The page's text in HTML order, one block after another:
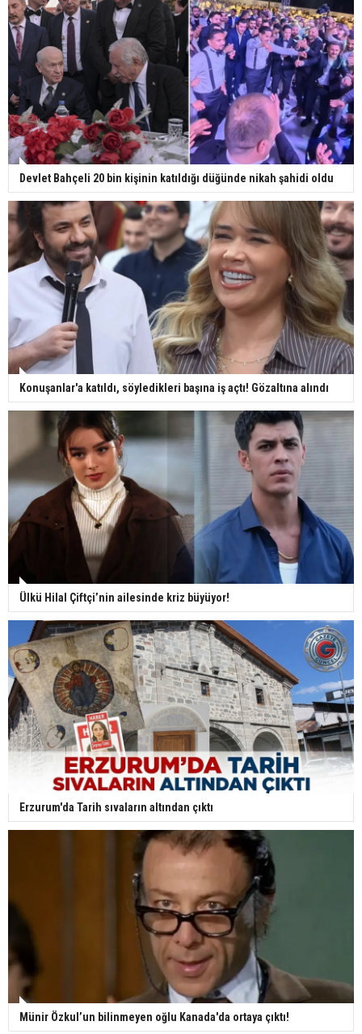
Devlet Bahçeli 20 bin kişinin katıldığı düğünde nikah şahidi oldu
Konuşanlar'a katıldı, söyledikleri başına iş açtı! Gözaltına alındı
Ülkü Hilal Çiftçi’nin ailesinde kriz büyüyor!
Erzurum'da Tarih sıvaların altından çıktı
Münir Özkul’un bilinmeyen oğlu Kanada'da ortaya çıktı!